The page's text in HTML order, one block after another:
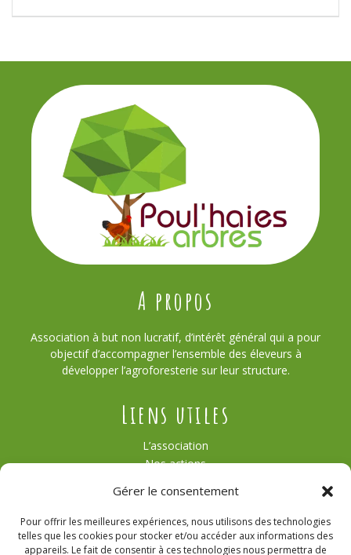
Gérer le consentement
Pour offrir les meilleures expériences, nous utilisons des technologies
telles que les cookies pour stocker et/ou accéder aux informations des
appareils. Le fait de consentir à ces technologies nous permettra de
A propos
Association à but non lucratif, d’intérêt général qui a pour
objectif d’accompagner l’ensemble des éleveurs à
développer l’agroforesterie sur leur structure.
Liens utiles
L’association
Nos actions
Actualités
Contact
Agroforesterie